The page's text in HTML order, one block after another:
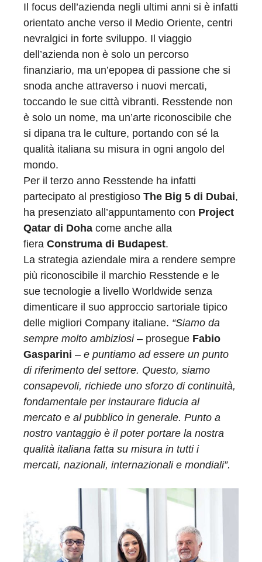
Il focus dell’azienda negli ultimi anni si è infatti
orientato anche verso il Medio Oriente, centri
nevralgici in forte sviluppo. Il viaggio
dell’azienda non è solo un percorso
finanziario, ma un’epopea di passione che si
snoda anche attraverso i nuovi mercati,
toccando le sue città vibranti. Resstende non
è solo un nome, ma un’arte riconoscibile che
si dipana tra le culture, portando con sé la
qualità italiana su misura in ogni angolo del
mondo.
Per il terzo anno Resstende ha infatti
partecipato al prestigioso The Big 5 di Dubai,
ha presenziato all’appuntamento con Project
Qatar di Doha come anche alla
fiera Construma di Budapest.
La strategia aziendale mira a rendere sempre
più riconoscibile il marchio Resstende e le
sue tecnologie a livello Worldwide senza
dimenticare il suo approccio sartoriale tipico
delle migliori Company italiane. “Siamo da
sempre molto ambiziosi– prosegue Fabio
Gasparini – e puntiamo ad essere un punto
di riferimento del settore. Questo, siamo
consapevoli, richiede uno sforzo di continuità,
fondamentale per instaurare fiducia al
mercato e al pubblico in generale. Punto a
nostro vantaggio è il poter portare la nostra
qualità italiana fatta su misura in tutti i
mercati, nazionali, internazionali e mondiali”.